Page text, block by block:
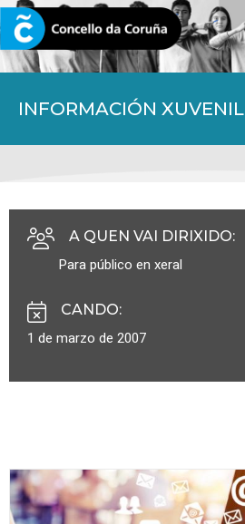
INFORMACIÓN XUVENIL
CORUNA.GAL
A QUEN VAI DIRIXIDO:
Para público en xeral
CANDO:
1 de marzo de 2007